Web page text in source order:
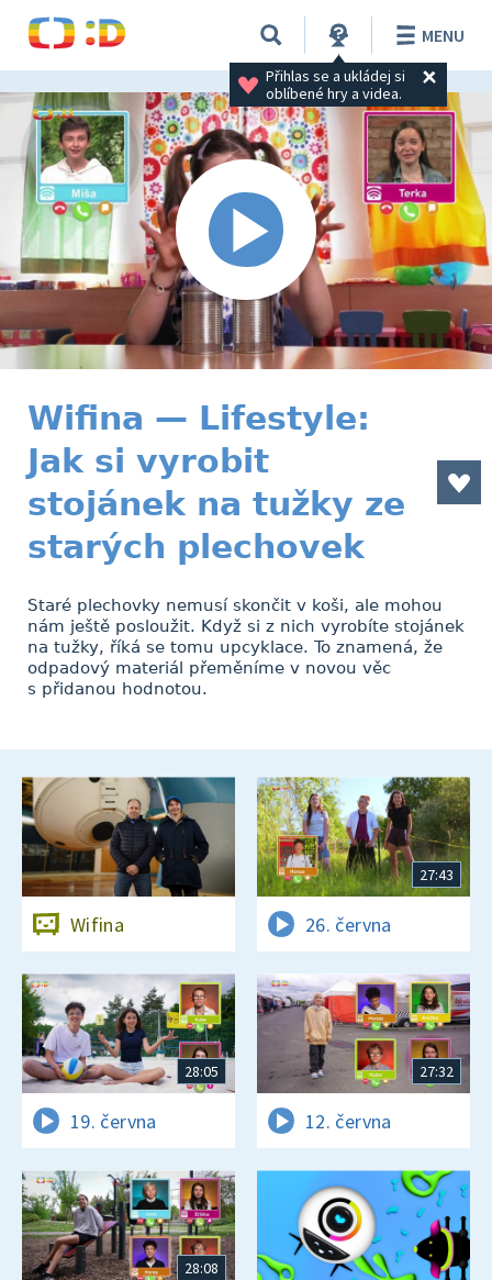
Přihlas se a ukládej si
oblíbené hry a videa.
MENU
Wifina — Lifestyle:
Jak si vyrobit
stojánek na tužky ze
starých plechovek
Staré plechovky nemusí skončit v koši, ale mohou
nám ještě posloužit. Když si z nich vyrobíte stojánek
na tužky, říká se tomu upcyklace. To znamená, že
odpadový materiál přeměníme v novou věc
s přidanou hodnotou.
Wifina
27:43
26. června
28:05
19. června
27:32
12. června
28:08